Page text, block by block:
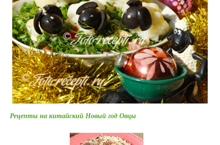
Рецепты на китайский Новый год Овцы